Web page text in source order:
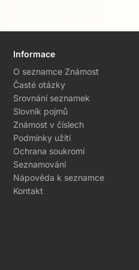
Informace
O seznamce Známost
Časté otázky
Srovnání seznamek
Slovník pojmů
Známost v číslech
Podmínky užití
Ochrana soukromí
Seznamování
Nápověda k seznamce
Kontakt